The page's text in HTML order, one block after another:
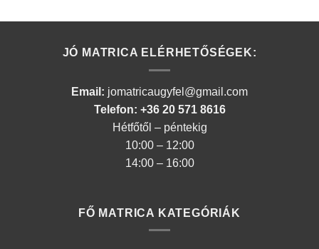
JÓ MATRICA ELÉRHETŐSÉGEK:
Email: jomatricaugyfel@gmail.com
Telefon: +36 20 571 8616
Hétfőtől – péntekig
10:00 – 12:00
14:00 – 16:00
FŐ MATRICA KATEGÓRIÁK